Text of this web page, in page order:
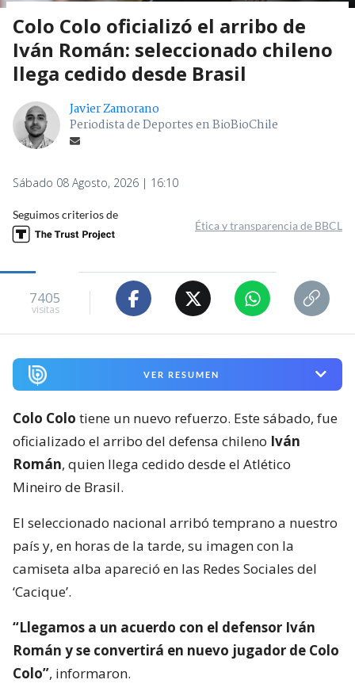
Colo Colo oficializó el arribo de
Iván Román: seleccionado chileno
llega cedido desde Brasil
Javier Zamorano
Periodista de Deportes en BioBioChile
Sábado 08 Agosto, 2026 | 16:10
Seguimos criterios de
Ética y transparencia de BBCL
7405
visitas
VER RESUMEN
Colo Colo tiene un nuevo refuerzo. Este sábado, fue
oficializado el arribo del defensa chileno Iván
Román, quien llega cedido desde el Atlético
Mineiro de Brasil.
El seleccionado nacional arribó temprano a nuestro
país y, en horas de la tarde, su imagen con la
camiseta alba apareció en las Redes Sociales del
‘Cacique’.
“Llegamos a un acuerdo con el defensor Iván
Román y se convertirá en nuevo jugador de Colo
Colo”, informaron.